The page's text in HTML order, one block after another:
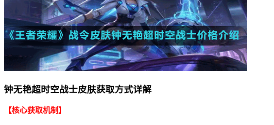
钟无艳超时空战士皮肤获取方式详解
【核心获取机制】